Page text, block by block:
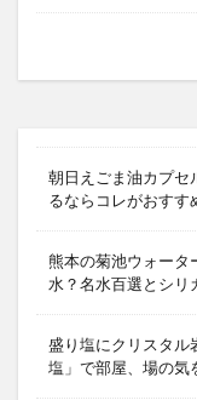
朝日えごま油カプセ
るならコレがおすす
熊本の菊池ウォータ
水？名水百選とシリ
盛り塩にクリスタル
塩」で部屋、場の気